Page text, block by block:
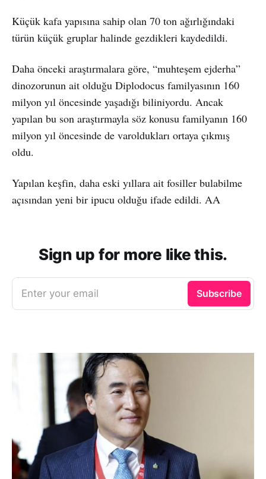
Küçük kafa yapısına sahip olan 70 ton ağırlığındaki
türün küçük gruplar halinde gezdikleri kaydedildi.
Daha önceki araştırmalara göre, “muhteşem ejderha”
dinozorunun ait olduğu Diplodocus familyasının 160
milyon yıl öncesinde yaşadığı biliniyordu. Ancak
yapılan bu son araştırmayla söz konusu familyanın 160
milyon yıl öncesinde de varoldukları ortaya çıkmış
oldu.
Yapılan keşfin, daha eski yıllara ait fosiller bulabilme
açısından yeni bir ipucu olduğu ifade edildi. AA
Sign up for more like this.
Enter your email Subscribe